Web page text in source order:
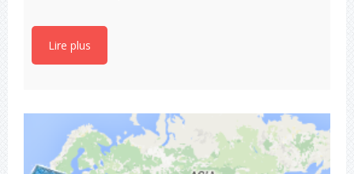
Lire plus